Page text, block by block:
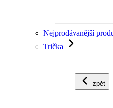
Nejprodávanější
Trička
zpět